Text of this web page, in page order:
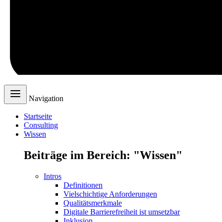
Navigation
Startseite
Consulting
Wissen
Beiträge im Bereich: "Wissen"
Intros
Definitionen
Vielschichtige Anforderungen
Qualitätsmerkmale
Digitale Barrierefreiheit ist umsetzbar